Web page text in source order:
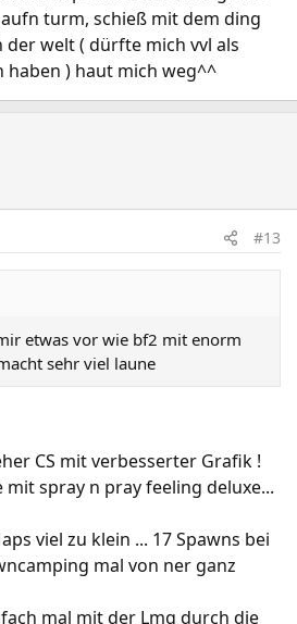
weil die diese albernen Boni
Feuerkraft, mehr Panzerung,
Bin ich im fucking Rollenspiel
nem toten Sniper auf, schiess
krieg auch 3 mal Hitanzeige und
Sieht mich und ballert mich aus
jeder nur ein Leben hat und ne
zu Ende ist. Klasse. Da kommt
Frontlines und hoffe auf ein
turm, schieß mit dem ding
welt ( dürfte mich vvl als
haben ) haut mich weg^^
#13
etwas vor wie bf2 mit enorm
sehr viel laune
CS mit verbesserter Grafik !
mit spray n pray feeling deluxe...
viel zu klein ... 17 Spawns bei
mal von ner ganz
mal mit der Lmg durch die